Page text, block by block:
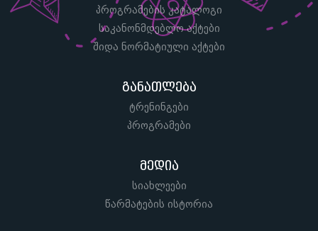
პროგრამების კატალოგი
საკანონმდებლო აქტები
შიდა ნორმატიული აქტები
განათლება
ტრენინგები
პროგრამები
მედია
სიახლეები
წარმატების ისტორია